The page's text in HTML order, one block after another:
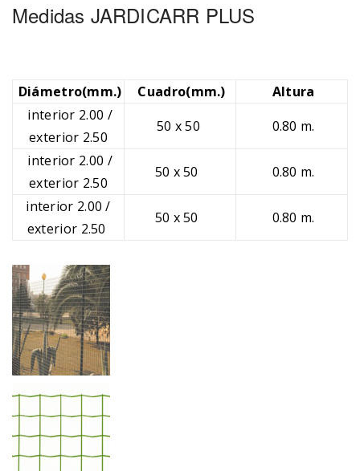
Medidas JARDICARR PLUS
Diámetro(mm.) Cuadro(mm.)
Altura
interior 2.00 /
exterior 2.50
50 x 50
0.80 m.
interior 2.00 /
exterior 2.50
50 x 50
0.80 m.
interior 2.00 /
exterior 2.50
50 x 50 0.80 m.